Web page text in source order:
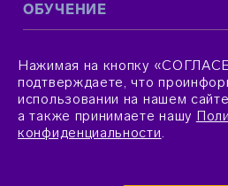
ОБУЧЕНИЕ
Нажимая на кнопку
подтверждаете, что
использовании на нашем
а также принимаете нашу
конфиденциальности.